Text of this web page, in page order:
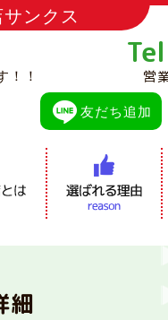
ンクス
！！
営
友だち追加
細